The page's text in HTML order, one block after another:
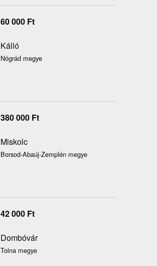
60 000 Ft
Kálló
Nógrád megye
380 000 Ft
Miskolc
Borsod-Abaúj-Zemplén megye
42 000 Ft
Dombóvár
Tolna megye